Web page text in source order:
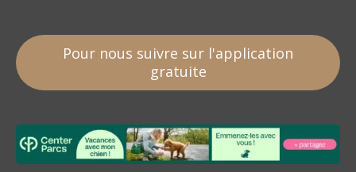
Pour nous suivre sur l'application
gratuite